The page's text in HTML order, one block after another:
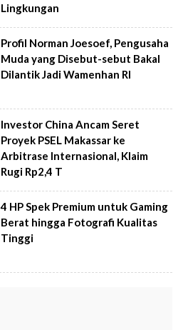
Lingkungan
Profil Norman Joesoef, Pengusaha
Muda yang Disebut-sebut Bakal
Dilantik Jadi Wamenhan RI
Investor China Ancam Seret
Proyek PSEL Makassar ke
Arbitrase Internasional, Klaim
Rugi Rp2,4 T
4 HP Spek Premium untuk Gaming
Berat hingga Fotografi Kualitas
Tinggi